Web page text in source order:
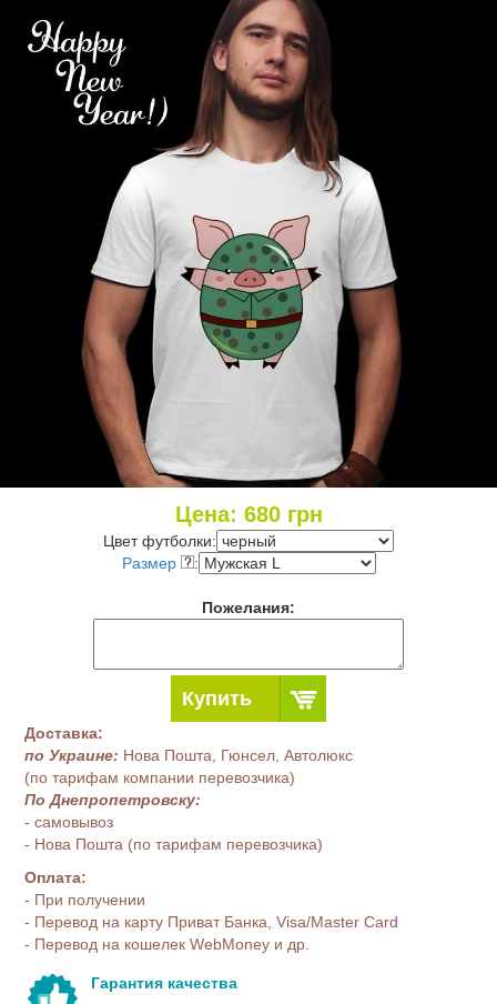
Цена: 680грн
Цвет футболки:
Размер
:
Пожелания:
Купить
Доставка:
по Украине: Нова Пошта, Гюнсел, Автолюкс
(по тарифам компании перевозчика)
По Днепропетровску:
- самовывоз
- Нова Пошта (по тарифам перевозчика)
Оплата:
- При получении
- Перевод на карту Приват Банка, Visa/Master Card
- Перевод на кошелек WebMoney и др.
Гарантия качества